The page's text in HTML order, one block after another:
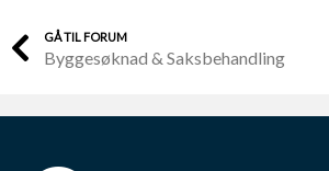
GÅ TIL FORUM
Byggesøknad & Saksbehandling